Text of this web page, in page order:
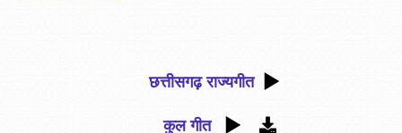
छत्तीसगढ़ राज्यगीत
कुल गीत